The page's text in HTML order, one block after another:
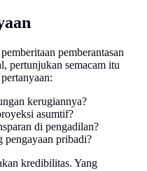
pemberantasan
pertunjukan semacam itu
kerugiannya?
asumtif?
di pengadilan?
pengayaan pribadi?
kredibilitas. Yang